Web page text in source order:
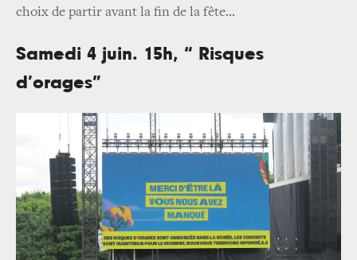
choix de partir avant la fin de la fête...
Samedi 4 juin. 15h, “ Risques
d’orages”